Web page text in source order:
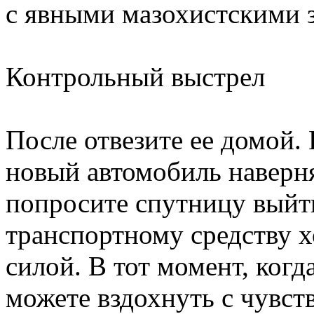
с явными мазохистскими
Контрольный выстрел
После отвезите ее
новый автомобиль
попросите спутницу
транспортному средству
силой. В тот момент,
можете вздохнуть с